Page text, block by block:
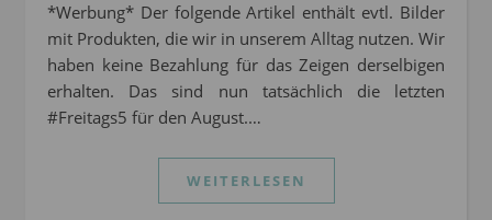
*Werbung* Der folgende Artikel enthält evtl. Bilder
mit Produkten, die wir in unserem Alltag nutzen. Wir
haben keine Bezahlung für das Zeigen derselbigen
erhalten. Das sind nun tatsächlich die letzten
#Freitags5 für den August.…
WEITERLESEN